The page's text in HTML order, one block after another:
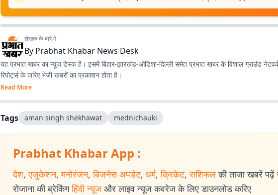
लेखक के बारे में
By Prabhat Khabar News Desk
यह प्रभात खबर का न्यूज डेस्क है। इसमें बिहार-झारखंड-ओडिशा-दिल्‍ली समेत प्रभात खबर के विशाल ग्राउंड
रिपोर्ट्स के जरिए भेजी खबरों का प्रकाशन होता है।
Read More
Tags aman singh shekhawat mednichauki
Prabhat Khabar App :
देश, एजुकेशन, मनोरंजन, बिजनेस अपडेट, धर्म, क्रिकेट, राशिफल की ताजा खबरें पढ़ें
रोजाना की ब्रेकिंग हिंदी न्यूज और लाइव न्यूज कवरेज के लिए डाउनलोड करिए